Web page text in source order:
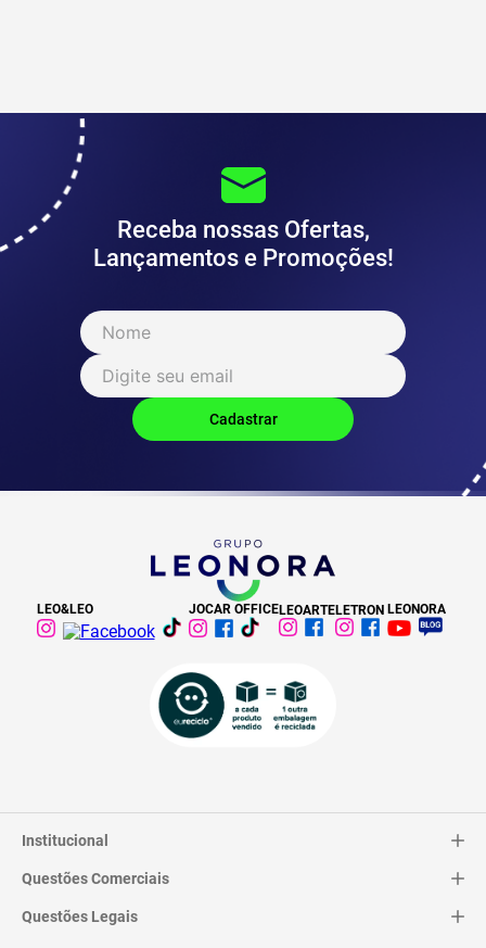
Receba nossas Ofertas,
Lançamentos e Promoções!
LEO&LEO JOCAR OFFICELEOARTELETRON LEONORA
Institucional
Catálogo
Quem Somos
Questões Comerciais
Trocas e Devoluções
Questões Legais